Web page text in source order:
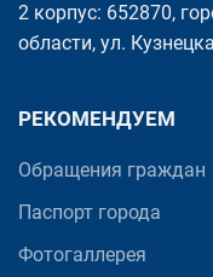
2 корпус: 652870,
области, ул.
РЕКОМЕНДУЕМ
Обращения граждан
Паспорт города
Фотогаллерея